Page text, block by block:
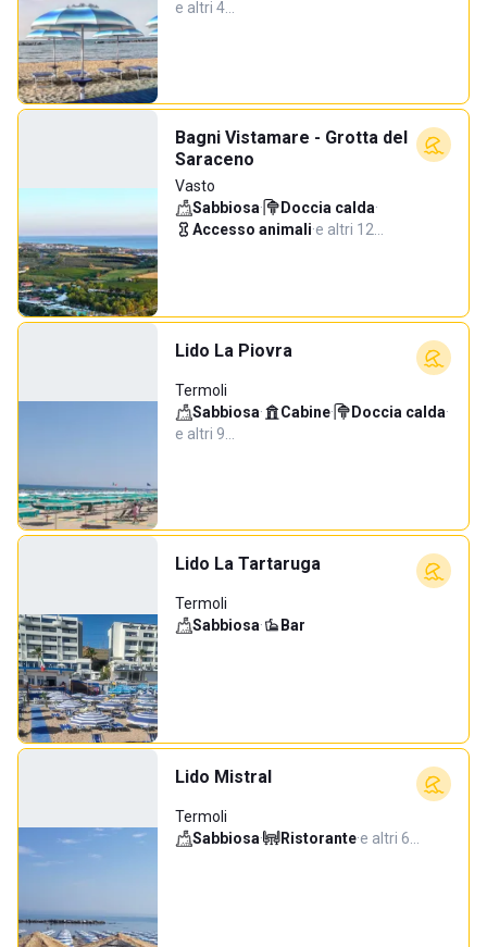
e altri 4…
Bagni Vistamare - Grotta del
Saraceno
Vasto
Sabbiosa· Doccia calda·
Accesso animali·e altri 12…
Lido La Piovra
Termoli
Sabbiosa· Cabine· Doccia calda·
e altri 9…
Lido La Tartaruga
Termoli
Sabbiosa· Bar
Lido Mistral
Termoli
Sabbiosa· Ristorante·e altri 6…